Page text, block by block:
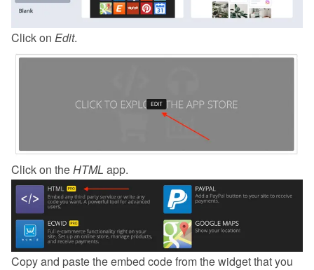
Click on Edit.
Click on the HTML app.
Copy and paste the embed code from the widget that you